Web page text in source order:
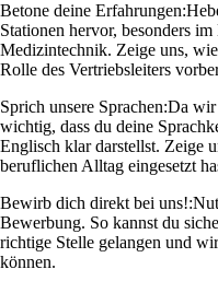
Betone deine Erfahrungen:
Stationen hervor, besonders
Medizintechnik. Zeige uns,
Rolle des Vertriebsleiters
Sprich unsere Sprachen:Da wir
wichtig, dass du deine
Englisch klar darstellst. Zeige
beruflichen Alltag eingesetzt
Bewirb dich direkt bei uns!:
Bewerbung. So kannst du
richtige Stelle gelangen und
können.